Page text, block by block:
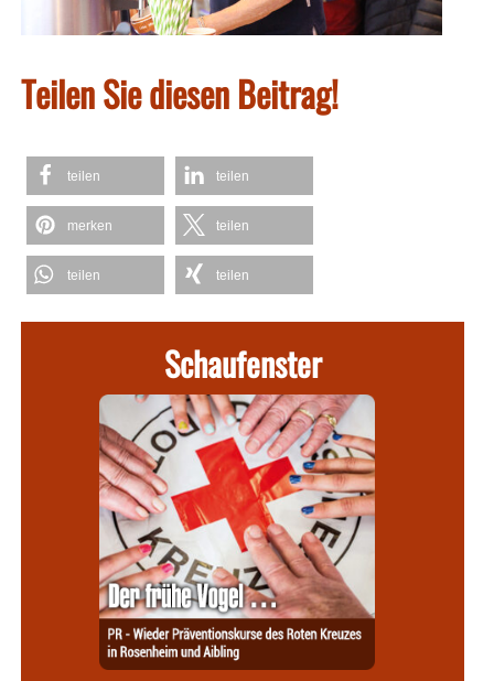
Teilen Sie diesen Beitrag!
teilen teilen
merken teilen
teilen teilen
Schaufenster